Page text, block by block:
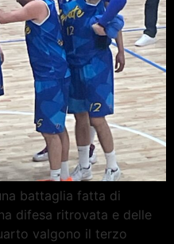
battaglia fatta di
difesa ritrovata e delle
valgono il terzo